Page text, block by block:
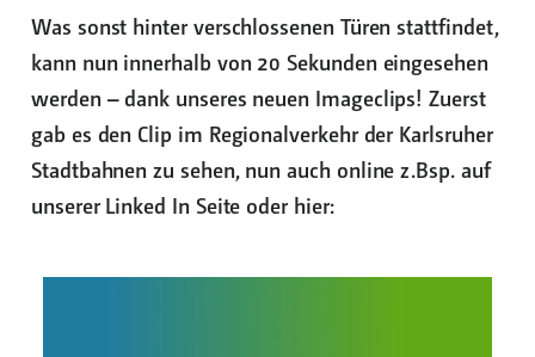
Was sonst hinter verschlossenen Türen stattfindet,
kann nun innerhalb von 20 Sekunden eingesehen
werden – dank unseres neuen Imageclips! Zuerst
gab es den Clip im Regionalverkehr der Karlsruher
Stadtbahnen zu sehen, nun auch online z.Bsp. auf
unserer Linked In Seite oder hier: